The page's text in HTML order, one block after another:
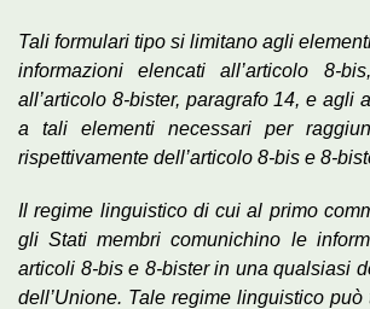
Tali formulari tipo si limitano agli
informazioni elencati all’articolo 8-
all’articolo 8-bister, paragrafo 14, e agli
a tali elementi necessari per
rispettivamente dell’articolo 8-bis e 8-
Il regime linguistico di cui al primo
gli Stati membri comunichino le
articoli 8-bis e 8-bister in una qualsiasi
dell’Unione. Tale regime linguistico può